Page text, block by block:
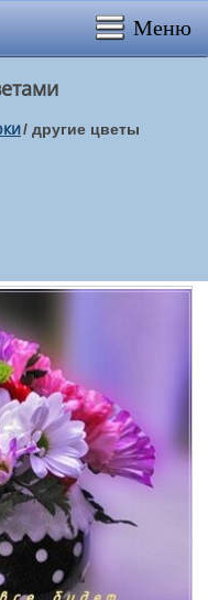
Меню
/ другие цветы